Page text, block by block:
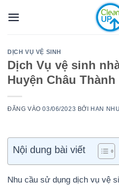
qua
DỊCH VỤ VỆ SINH
Dịch Vụ vệ sinh
Huyện Châu
ĐĂNG VÀO03/06/2023 BỞI HAN
Nội dung bài viết
Nhu cầu sử dụng dịch vụ vệ